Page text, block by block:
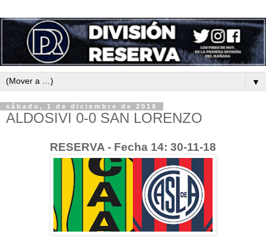
▼
sábado, 1 de diciembre de 2018
ALDOSIVI 0-0 SAN LORENZO
RESERVA - Fecha 14: 30-11-18